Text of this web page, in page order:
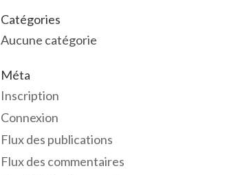
Catégories
Aucune catégorie
Méta
Inscription
Connexion
Flux des publications
Flux des commentaires